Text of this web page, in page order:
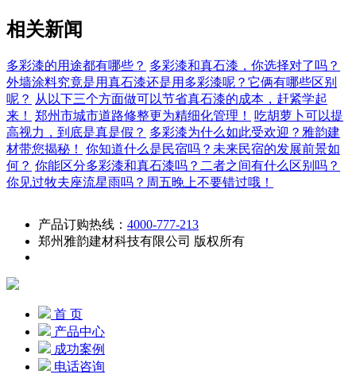
相关新闻
多彩漆的用途都有哪些？ 多彩漆和真石漆，你选择对了吗？
外墙涂料究竟是用真石漆还是用多彩漆呢？它俩有哪些区别
呢？ 从以下三个方面做可以节省真石漆的成本，赶紧学起
来！
郑州市城市道路修整更为精细化管理！
吃胡萝卜可以提
高视力，到底是真是假？ 多彩漆为什么如此受欢迎？雅韵建
材带您揭秘！
你知道什么是民宿吗？未来民宿的发展前景如
何？ 你能区分多彩漆和真石漆吗？二者之间有什么区别吗？
你见过牧夫座流星雨吗？周五晚上不要错过哦！
产品订购热线： 4000-777-213
郑州雅韵建材科技有限公司 版权所有
首 页
产品中心
成功案例
电话咨询